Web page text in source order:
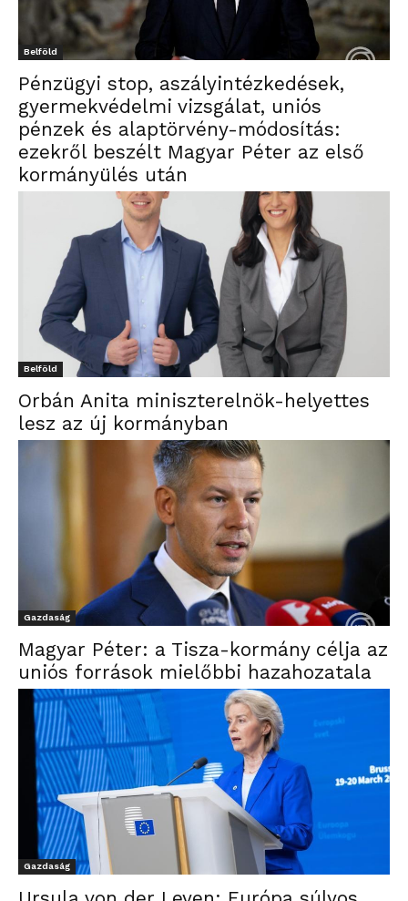
Belföld
Pénzügyi stop, aszályintézkedések,
gyermekvédelmi vizsgálat, uniós
pénzek és alaptörvény-módosítás:
ezekről beszélt Magyar Péter az első
kormányülés után
Belföld
Orbán Anita miniszterelnök-helyettes
lesz az új kormányban
Gazdaság
Magyar Péter: a Tisza-kormány célja az
uniós források mielőbbi hazahozatala
Gazdaság